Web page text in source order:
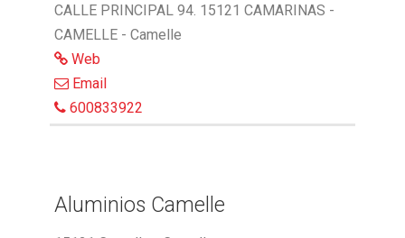
CALLE PRINCIPAL 94. 15121 CAMARINAS -
CAMELLE - Camelle
Web
Email
600833922
Aluminios Camelle